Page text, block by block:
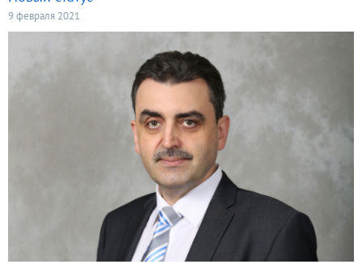
9 февраля 2021